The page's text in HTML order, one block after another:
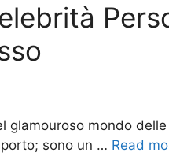
glamouroso mondo
sono un … Read